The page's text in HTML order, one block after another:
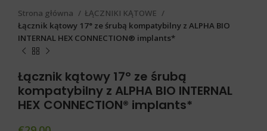
Strona główna
ŁĄCZNIKI KĄTOWE
Łącznik kątowy 17° ze śrubą kompatybilny z ALPHA BIO
INTERNAL HEX CONNECTION® implants*
Łącznik kątowy 17° ze śrubą
kompatybilny z ALPHA BIO INTERNAL
HEX CONNECTION® implants*